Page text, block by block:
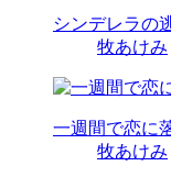
シンデレラの
牧あけみ
一週間で恋に
牧あけみ